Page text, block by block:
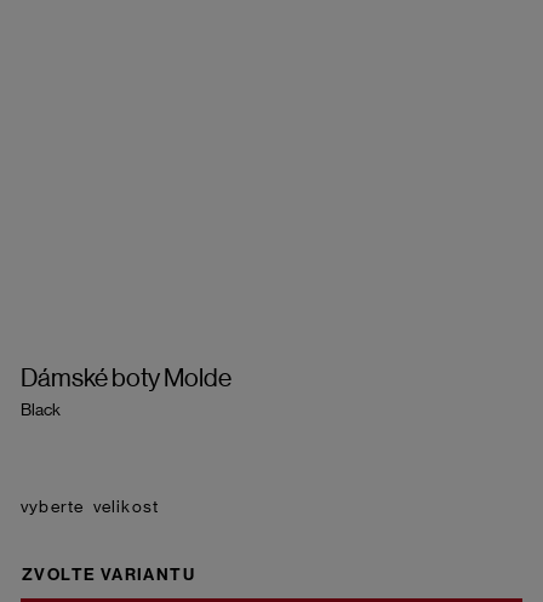
Dámské boty Molde
Black
velikost
ZVOLTE VARIANTU